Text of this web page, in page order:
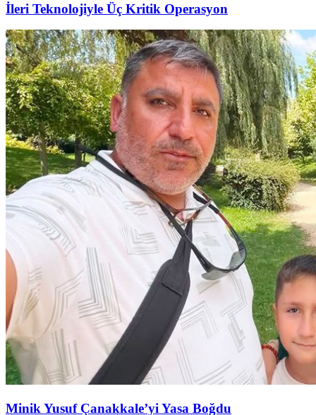
İleri Teknolojiyle Üç Kritik Operasyon
Minik Yusuf Çanakkale’yi Yasa Boğdu